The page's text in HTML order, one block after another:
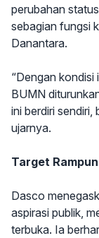
perubahan
sebagian fungsi
Danantara.
“Dengan kondisi
BUMN
ini berdiri sendiri,
ujarnya.
Target
Dasco
aspirasi publik,
terbuka. Ia